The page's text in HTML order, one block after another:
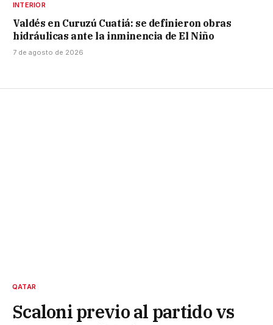
INTERIOR
Valdés en Curuzú Cuatiá: se definieron obras
hidráulicas ante la inminencia de El Niño
7 de agosto de 2026
QATAR
Scaloni previo al partido vs